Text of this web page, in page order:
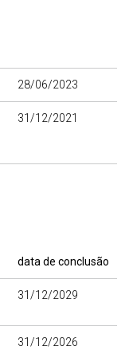
28/06/2023
31/12/2021
data de conclusão
31/12/2029
31/12/2026